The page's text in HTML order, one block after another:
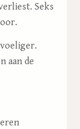
Seks
aan de